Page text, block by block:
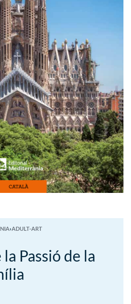
›ADULT-ART
Passió de la